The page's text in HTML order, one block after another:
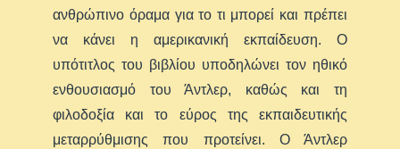
ανθρώπινο όραμα για το τι μπορεί και πρέπει
να κάνει η αμερικανική εκπαίδευση. Ο
υπότιτλος του βιβλίου υποδηλώνει τον ηθικό
ενθουσιασμό του Άντλερ, καθώς και τη
φιλοδοξία και το εύρος της εκπαιδευτικής
μεταρρύθμισης που προτείνει. Ο Άντλερ